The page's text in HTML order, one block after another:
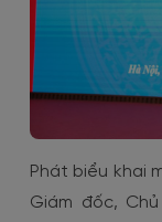
Phát biểu khai
Giám đốc,